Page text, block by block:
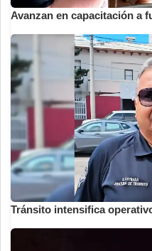
Avanzan en capacitación a
Tránsito intensifica